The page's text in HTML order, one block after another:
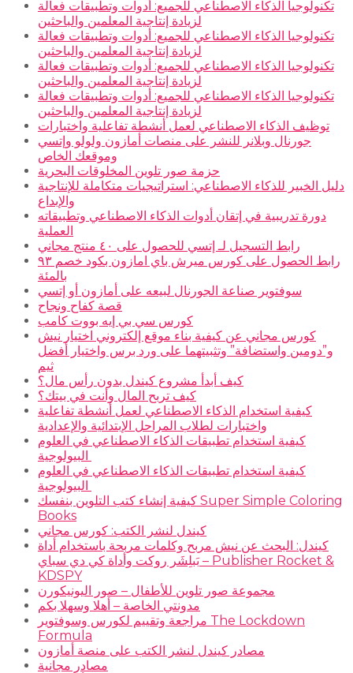
تكنولوجيا الذكاء الاصطناعي للجميع: أدوات وتطبيقات فعالة
لزيادة إنتاجية المعلمين والباحثين
تكنولوجيا الذكاء الاصطناعي للجميع: أدوات وتطبيقات فعالة
لزيادة إنتاجية المعلمين والباحثين
تكنولوجيا الذكاء الاصطناعي للجميع: أدوات وتطبيقات فعالة
لزيادة إنتاجية المعلمين والباحثين
تكنولوجيا الذكاء الاصطناعي للجميع: أدوات وتطبيقات فعالة
لزيادة إنتاجية المعلمين والباحثين
توظيف الذكاء الاصطناعي لعمل أنشطة تفاعلية واختبارات
جورنال وبلانر للنشر على منصات أمازون ولولو وإتسي
وموقعك الخاص
حزمة صور تلوين المخلوقات البحرية
دليل الخبير للذكاء الاصطناعي: استراتيجيات متكاملة للإنتاجية
والإبداع
دورة تدريبية في إتقان أدوات الذكاء الاصطناعي وتطبيقاته
العملية
رابط التسجيل لـ إتسي للحصول على ٤٠ منتج مجاني
رابط الحصول على كورس ميرش باي امازون بكود خصم ٩٣
بالمئة
سوفتوير صناعة الجورنال لبيعه على أمازون أو إتسي
قصة كفاح ونجاح
كورس سي بي إيه بووت كامب
كورس مجاني عن كيفية بناء موقع إلكتروني اختيار نيش
و”دومين واستضافة” وتثبيتهما على ورد برس واختيار أفضل
ثيم
كيف أبدأ مشروع كيندل بدون رأس مال؟
كيف تربح المال وأنت في بيتك؟
كيفية استخدام الذكاء الاصطناعي لعمل أنشطة تفاعلية
واختبارات لطلاب المراحل الإبتدائية والإعدادية
كيفية استخدام تطبيقات الذكاء الاصطناعي في العلوم
كيفية استخدام تطبيقات الذكاء الاصطناعي في العلوم
كيفية إنشاء كتب التلوين بنفسك Super Simple Coloring
Books
كيندل لنشر الكتب: كورس مجاني
كيندل: البحث عن نيش مربح وكلمات مربحة باستخدام أداة
بَبلِشَر روكت وأداة كي دي سباي – Publisher Rocket &
KDSPY
مجموعة صور تلوين للأطفال – صور اليونيكورن
مدونتي الخاصة – أهلا وسهلا بكم
مراجعة وتقييم لكورس وسوفتوير The Lockdown
Formula
مصادر كيندل لنشر الكتب على منصة أمازون
مصادر مجانية